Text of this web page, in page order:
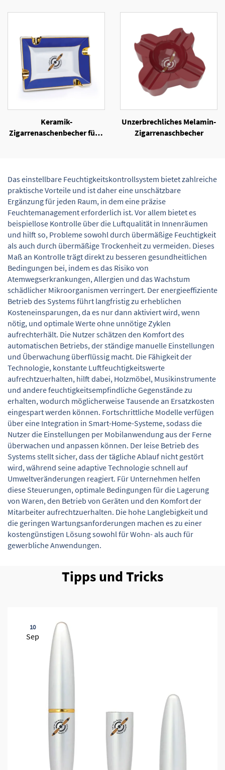
Werbeplakate
Keramik-
Zigarrenaschenbecher für 4
Unzerbrechliches Melamin-
Zigarrenaschbecher
Das einstellbare Feuchtigkeitskontrollsystem bietet zahlreiche
praktische Vorteile und ist daher eine unschätzbare
Ergänzung für jeden Raum, in dem eine präzise
Feuchtemanagement erforderlich ist. Vor allem bietet es
beispiellose Kontrolle über die Luftqualität in Innenräumen
und hilft so, Probleme sowohl durch übermäßige Feuchtigkeit
als auch durch übermäßige Trockenheit zu vermeiden. Dieses
Maß an Kontrolle trägt direkt zu besseren gesundheitlichen
Bedingungen bei, indem es das Risiko von
Atemwegserkrankungen, Allergien und das Wachstum
schädlicher Mikroorganismen verringert. Der energieeffiziente
Betrieb des Systems führt langfristig zu erheblichen
Kosteneinsparungen, da es nur dann aktiviert wird, wenn
nötig, und optimale Werte ohne unnötige Zyklen
aufrechterhält. Die Nutzer schätzen den Komfort des
automatischen Betriebs, der ständige manuelle Einstellungen
und Überwachung überflüssig macht. Die Fähigkeit der
Technologie, konstante Luftfeuchtigkeitswerte
aufrechtzuerhalten, hilft dabei, Holzmöbel, Musikinstrumente
und andere feuchtigkeitsempfindliche Gegenstände zu
erhalten, wodurch möglicherweise Tausende an Ersatzkosten
eingespart werden können. Fortschrittliche Modelle verfügen
über eine Integration in Smart-Home-Systeme, sodass die
Nutzer die Einstellungen per Mobilanwendung aus der Ferne
überwachen und anpassen können. Der leise Betrieb des
Systems stellt sicher, dass der tägliche Ablauf nicht gestört
wird, während seine adaptive Technologie schnell auf
Umweltveränderungen reagiert. Für Unternehmen helfen
diese Steuerungen, optimale Bedingungen für die Lagerung
von Waren, den Betrieb von Geräten und den Komfort der
Mitarbeiter aufrechtzuerhalten. Die hohe Langlebigkeit und
die geringen Wartungsanforderungen machen es zu einer
kostengünstigen Lösung sowohl für Wohn- als auch für
gewerbliche Anwendungen.
Tipps und Tricks
10
Sep